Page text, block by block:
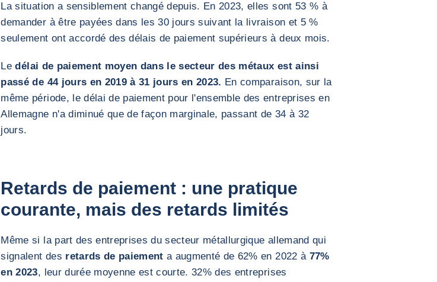
La situation a sensiblement changé depuis. En 2023, elles sont 53 % à
demander à être payées dans les 30 jours suivant la livraison et 5 %
seulement ont accordé des délais de paiement supérieurs à deux mois.
Ledélai de paiement moyen dans le secteur des métaux est ainsi
passé de 44 jours en 2019 à 31 jours en 2023. En comparaison, sur la
même période, le délai de paiement pour l'ensemble des entreprises en
Allemagne n'a diminué que de façon marginale, passant de 34 à 32
jours.
Retards de paiement : une pratique
courante, mais des retards limités
Même si la part des entreprises du secteur métallurgique allemand qui
signalent des retards de paiement a augmenté de 62% en 2022 à 77%
en 2023, leur durée moyenne est courte. 32% des entreprises